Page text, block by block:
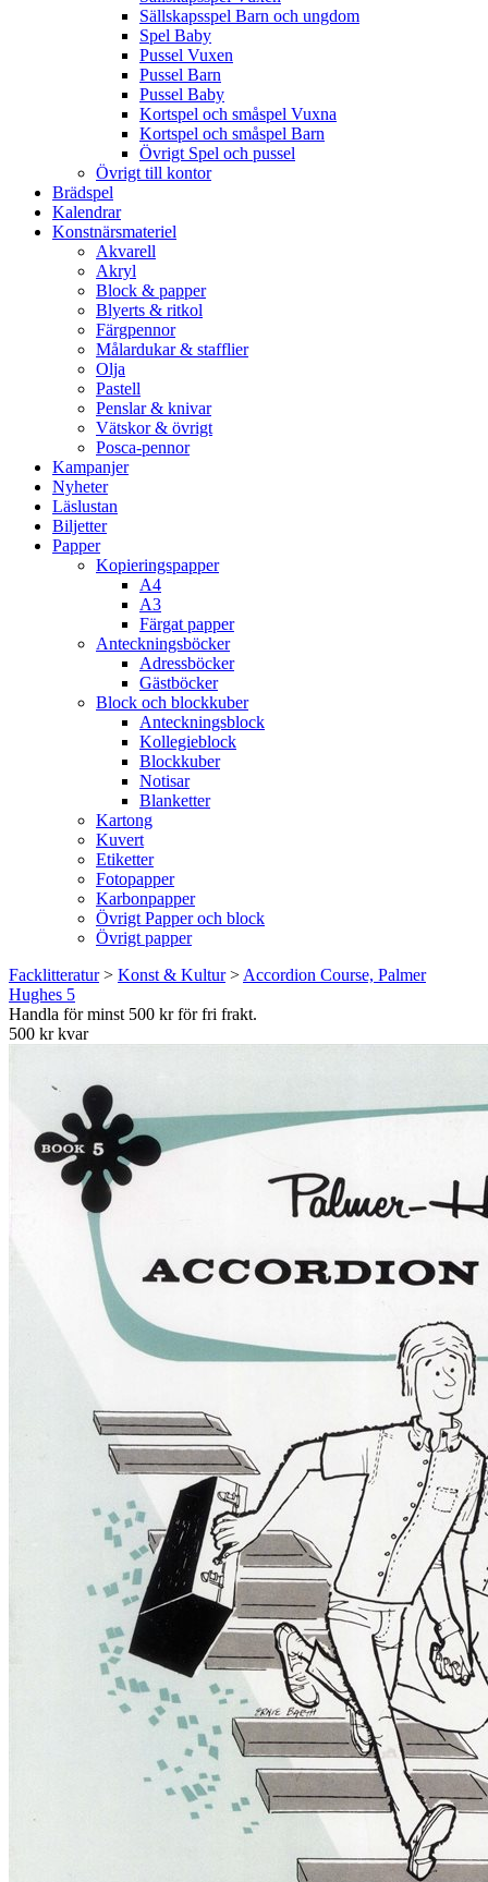
Sällskapsspel Barn och ungdom
Spel Baby
Pussel Vuxen
Pussel Barn
Pussel Baby
Kortspel och småspel Vuxna
Kortspel och småspel Barn
Övrigt Spel och pussel
Övrigt till kontor
Brädspel
Kalendrar
Konstnärsmateriel
Akvarell
Akryl
Block & papper
Blyerts & ritkol
Färgpennor
Målardukar & stafflier
Olja
Pastell
Penslar & knivar
Vätskor & övrigt
Posca-pennor
Kampanjer
Nyheter
Läslustan
Biljetter
Papper
Kopieringspapper
A4
A3
Färgat papper
Anteckningsböcker
Adressböcker
Gästböcker
Block och blockkuber
Anteckningsblock
Kollegieblock
Blockkuber
Notisar
Blanketter
Kartong
Kuvert
Etiketter
Fotopapper
Karbonpapper
Övrigt Papper och block
Övrigt papper
Facklitteratur> Konst & Kultur> Accordion Course, Palmer
Hughes 5
Handla för minst 500 kr för fri frakt.
500 kr kvar